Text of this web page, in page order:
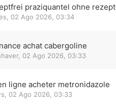
praziquantel ohne rezept
02 Ago 2026, 03:34
achat cabergoline
, 02 Ago 2026, 03:33
ligne acheter metronidazole
02 Ago 2026, 03:33